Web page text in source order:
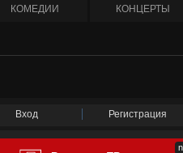
КОМЕДИИ КОНЦЕРТЫ
Вход Регистрация